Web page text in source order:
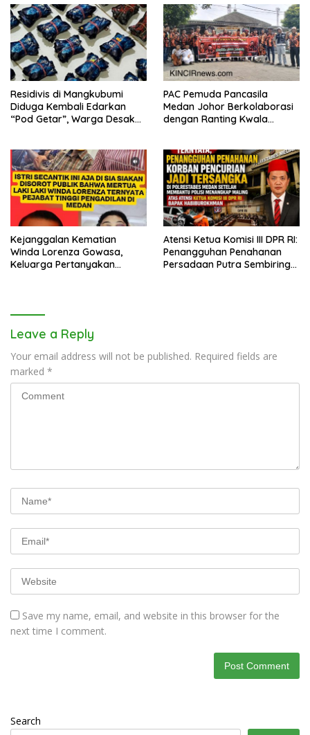
Residivis di Mangkubumi
Diduga Kembali Edarkan
“Pod Getar”, Warga Desak
PAC Pemuda Pancasila
Medan Johor Berkolaborasi
dengan Ranting Kwala
Jemaah dan Pengguna Jalan
Kejanggalan Kematian
Winda Lorenza Gowasa,
Keluarga Pertanyakan
Atensi Ketua Komisi III DPR RI:
Penangguhan Penahanan
Persadaan Putra Sembiring
Leave a Reply
Your email address will not be published. Required fields are
marked *
Save my name, email, and website in this browser for the
next time I comment.
Search